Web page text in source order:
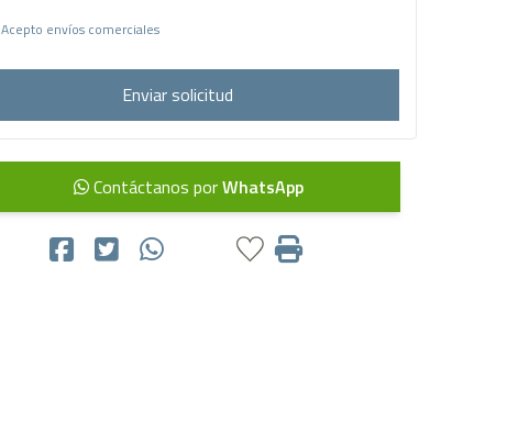
Acepto envíos comerciales
Enviar solicitud
Contáctanos porWhatsApp